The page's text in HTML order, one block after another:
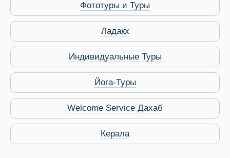
Путеводитель по
Фототуры и Туры
Ладакх
Индивидуальные Туры
Йога-Туры
Welcome Service Дахаб
Керала